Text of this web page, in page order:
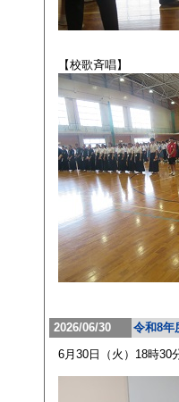
【校歌斉唱】
2026/06/30 令和8年
6月30日（火）18時30